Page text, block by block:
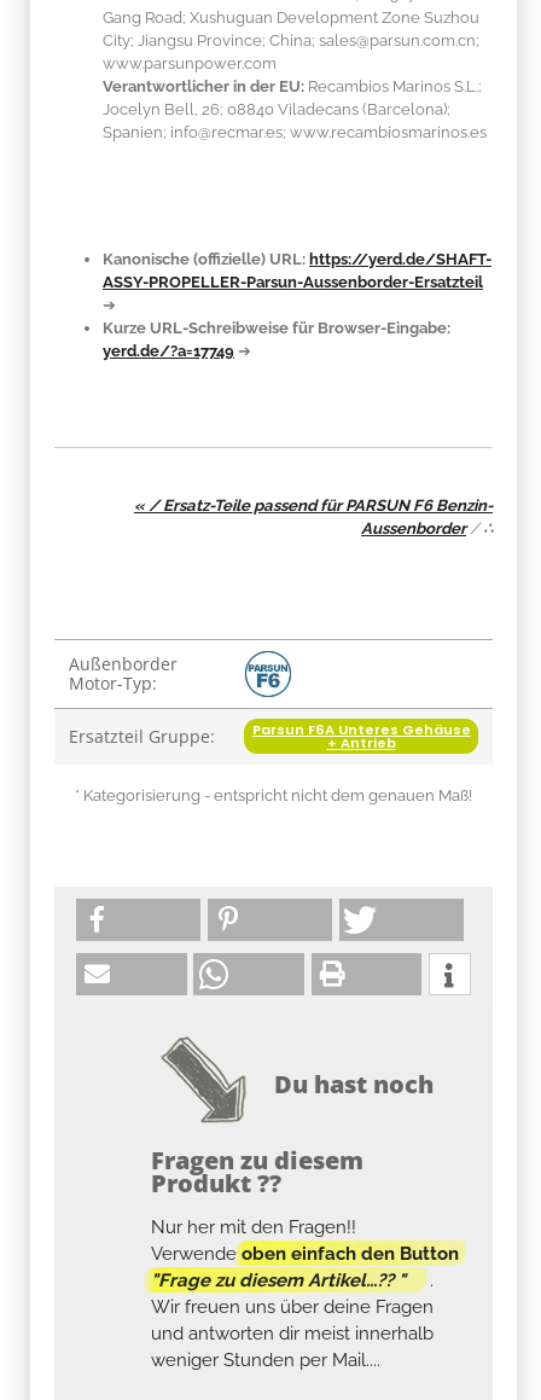
Gang Road; Xushuguan Development Zone Suzhou
City; Jiangsu Province; China; sales@parsun.com.cn;
www.parsunpower.com
Verantwortlicher in der EU: Recambios Marinos S.L.;
Jocelyn Bell, 26; 08840 Viladecans (Barcelona);
Spanien; info@recmar.es; www.recambiosmarinos.es
Kanonische (offizielle) URL: https://yerd.de/SHAFT-
ASSY-PROPELLER-Parsun-Aussenborder-Ersatzteil
➔
Kurze URL-Schreibweise für Browser-Eingabe:
yerd.de/?a=17749 ➔
« / Ersatz-Teile passend für PARSUN F6 Benzin-
Aussenborder/∴
Produkteigenschaft
Wert
Außenborder
Motor-Typ:
Ersatzteil Gruppe: Parsun F6A Unteres Gehäuse
+ Antrieb
* Kategorisierung - entspricht nicht dem genauen Maß!
Du hast noch
Fragen zu diesem
Produkt ??
Nur her mit den Fragen!!
Verwendeoben einfach den Button
"Frage zu diesem Artikel...?? "
.
Wir freuen uns über deine Fragen
und antworten dir meist innerhalb
weniger Stunden per Mail....